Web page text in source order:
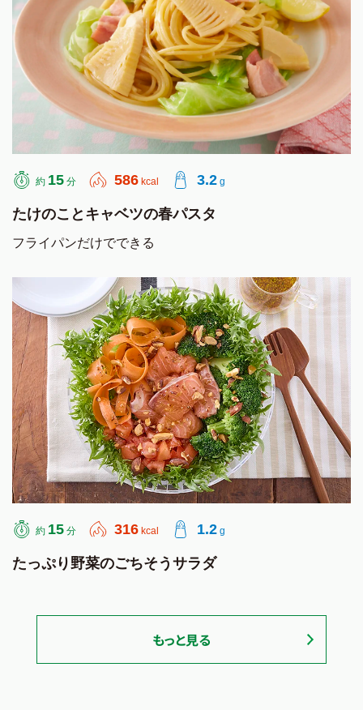
約 15 分 586 kcal 3.2 g
たけのことキャベツの春パスタ
フライパンだけでできる
約 15 分 316 kcal 1.2 g
たっぷり野菜のごちそうサラダ
もっと見る